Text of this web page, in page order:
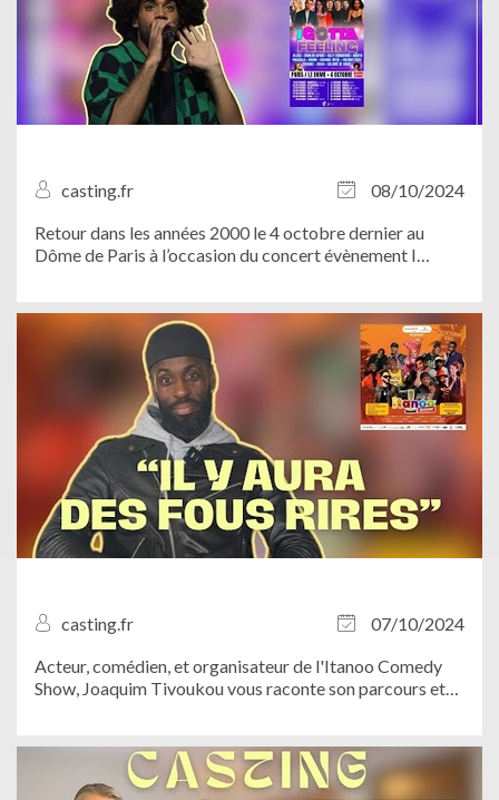
casting.fr
08/10/2024
Retour dans les années 2000 le 4 octobre dernier au
Dôme de Paris à l’occasion du concert évènement I
casting.fr
07/10/2024
Acteur, comédien, et organisateur de l'Itanoo Comedy
Show, Joaquim Tivoukou vous raconte son parcours et
venez assister à un show réinventé, plein de...